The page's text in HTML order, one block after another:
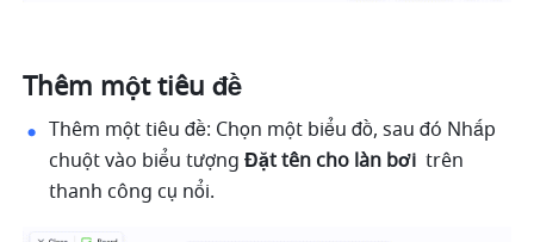
Thêm một tiêu đề
Thêm một tiêu đề: Chọn một biểu đồ, sau đó Nhấp
chuột vào biểu tượng Đặt tên cho làn bơi trên
thanh công cụ nổi.